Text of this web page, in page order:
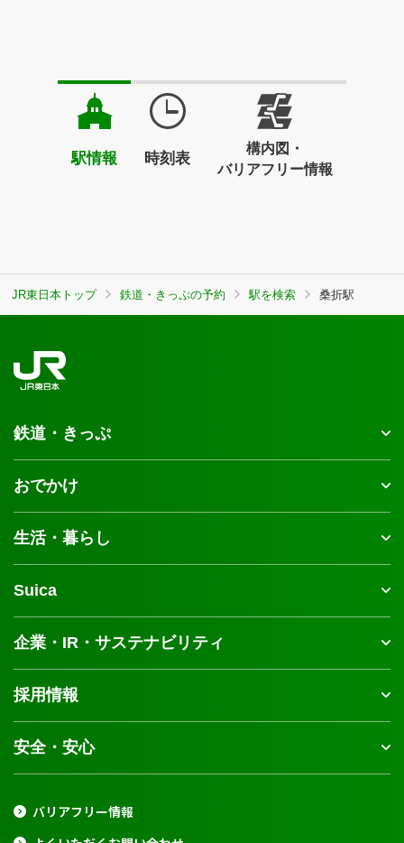
駅情報 時刻表
構内図・
バリアフリー情報
JR東日本トップ 鉄道・きっぷの予約 駅を検索 桑折駅
鉄道・きっぷ
おでかけ
生活・暮らし
Suica
企業・IR・サステナビリティ
採用情報
安全・安心
バリアフリー情報